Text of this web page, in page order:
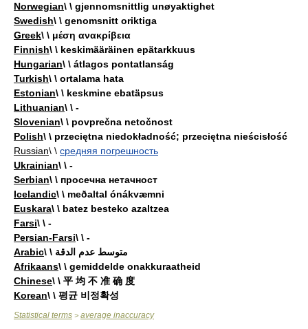
Norwegian\ \ gjennomsnittlig unøyaktighet
Swedish\ \ genomsnitt oriktiga
Greek\ \ μέση ανακρίβεια
Finnish\ \ keskimääräinen epätarkkuus
Hungarian\ \ átlagos pontatlanság
Turkish\ \ ortalama hata
Estonian\ \ keskmine ebatäpsus
Lithuanian\ \ -
Slovenian\ \ povprečna netočnost
Polish\ \ przeciętna niedokładność; przeciętna nieścisłość
Russian\ \ средняя погрешность
Ukrainian\ \ -
Serbian\ \ просечна нетачност
Icelandic\ \ meðaltal ónákvæmni
Euskara\ \ batez besteko azaltzea
Farsi\ \ -
Persian-Farsi\ \ -
Arabic
\ \ متوسط عدم الدقة
Afrikaans\ \ gemiddelde onakkuraatheid
Chinese\ \ 平 均 不 准 确 度
Korean\ \ 평균 비정확성
Statistical terms > average inaccuracy